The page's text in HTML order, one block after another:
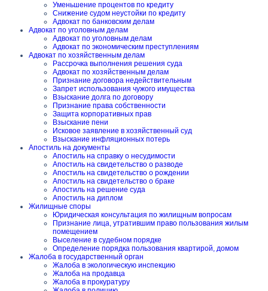
Уменьшение процентов по кредиту
Снижение судом неустойки по кредиту
Адвокат по банковским делам
Адвокат по уголовным делам
Адвокат по уголовным делам
Адвокат по экономическим преступлениям
Адвокат по хозяйственным делам
Рассрочка выполнения решения суда
Адвокат по хозяйственным делам
Признание договора недействительным
Запрет использования чужого имущества
Взыскание долга по договору
Признание права собственности
Защита корпоративных прав
Взыскание пени
Исковое заявление в хозяйственный суд
Взыскание инфляционных потерь
Апостиль на документы
Апостиль на справку о несудимости
Апостиль на свидетельство о разводе
Апостиль на свидетельство о рождении
Апостиль на свидетельство о браке
Апостиль на решение суда
Апостиль на диплом
Жилищные споры
Юридическая консультация по жилищным вопросам
Признание лица, утратившим право пользования жилым
помещением
Выселение в судебном порядке
Определение порядка пользования квартирой, домом
Жалоба в государственный орган
Жалоба в экологическую инспекцию
Жалоба на продавца
Жалоба в прокуратуру